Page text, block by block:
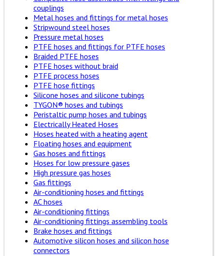
couplings
Metal hoses and fittings for metal hoses
Stripwound steel hoses
Pressure metal hoses
PTFE hoses and fittings for PTFE hoses
Braided PTFE hoses
PTFE hoses without braid
PTFE process hoses
PTFE hose fittings
Silicone hoses and silicone tubings
TYGON® hoses and tubings
Peristaltic pump hoses and tubings
Electrically Heated Hoses
Hoses heated with a heating agent
Floating hoses and equipment
Gas hoses and fittings
Hoses for low pressure gases
High pressure gas hoses
Gas fittings
Air-conditioning hoses and fittings
AC hoses
Air-conditioning fittings
Air-conditioning fittings assembling tools
Brake hoses and fittings
Automotive silicon hoses and silicon hose
connectors